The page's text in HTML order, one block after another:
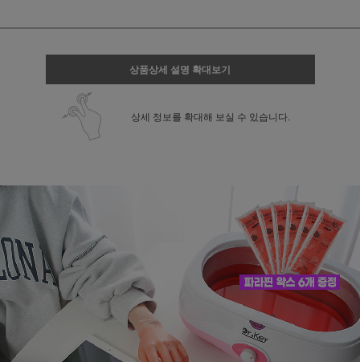
상품상세 설명 확대보기
상세 정보를 확대해 보실 수 있습니다.